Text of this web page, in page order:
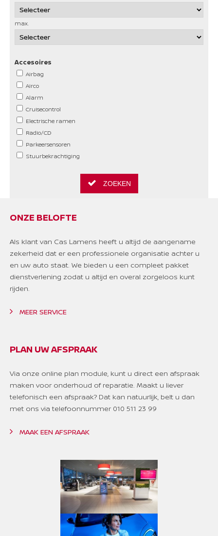
max.
Accesoires
Airbag
Airco
Alarm
Cruisecontrol
Electrische ramen
Radio/CD
Parkeersensoren
Stuurbekrachtiging
ZOEKEN
ONZE BELOFTE
Als klant van Cas Lamens heeft u altijd de aangename
zekerheid dat er een professionele organisatie achter u
en uw auto staat. We bieden u een compleet pakket
dienstverlening zodat u altijd en overal zorgeloos kunt
rijden.
MEER SERVICE
PLAN UW AFSPRAAK
Via onze online plan module, kunt u direct een afspraak
maken voor onderhoud of reparatie. Maakt u liever
telefonisch een afspraak? Dat kan natuurlijk, belt u dan
met ons via telefoonnummer 010 511 23 99
MAAK EEN AFSPRAAK